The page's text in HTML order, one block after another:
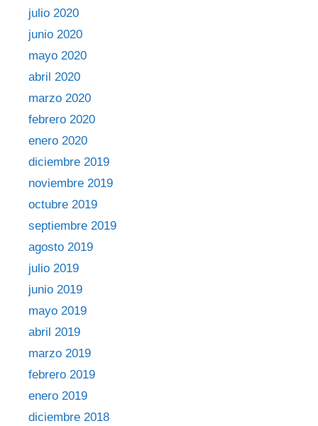
julio 2020
junio 2020
mayo 2020
abril 2020
marzo 2020
febrero 2020
enero 2020
diciembre 2019
noviembre 2019
octubre 2019
septiembre 2019
agosto 2019
julio 2019
junio 2019
mayo 2019
abril 2019
marzo 2019
febrero 2019
enero 2019
diciembre 2018